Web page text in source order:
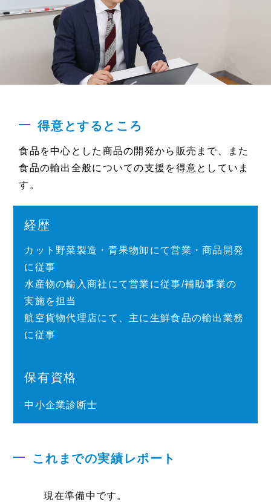
得意とするところ
食品を中心とした商品の開発から販売まで、また
食品の輸出全般についての支援を得意としていま
す。
経歴
カット野菜製造・青果物卸にて営業・商品開発
に従事
水産物の輸入商社にて営業に従事/補助事業の
実施を担当
航空貨物代理店にて、主に生鮮食品の輸出業務
に従事
保有資格
中小企業診断士
これまでの実績レポート
現在準備中です。